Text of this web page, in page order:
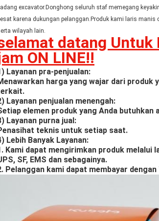
excavator.Donghong seluruh staf memegang
karena dukungan pelanggan.Produk kami laris
wilayah lain.
datang Untuk
ON LINE!!
Layanan pra-penjualan:
harga yang wajar dari produk
Layanan penjualan menengah:
elemen produk yang Anda
Layanan purna jual:
teknis untuk setiap saat.
Lebih Banyak Layanan:
Kami dapat mengirimkan produk melalui
SF, EMS dan sebagainya.
Pelanggan kami dapat membayar